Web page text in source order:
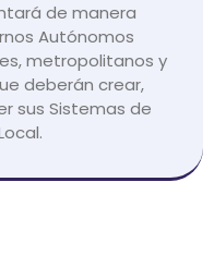
de manera
Autónomos
metropolitanos y
deberán crear,
sus Sistemas de